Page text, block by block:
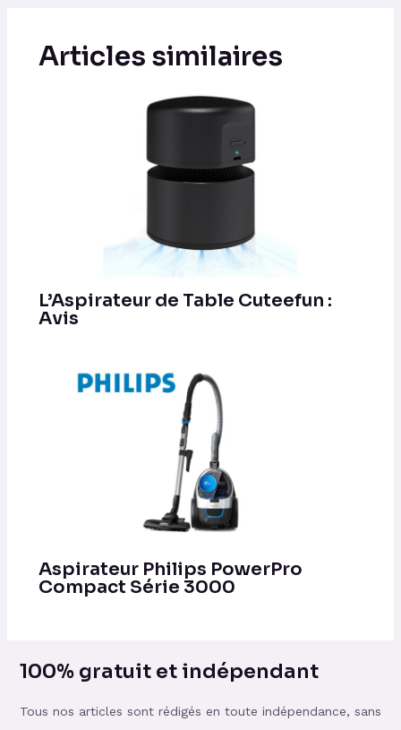
Articles similaires
L’Aspirateur de Table Cuteefun :
Avis
Aspirateur Philips PowerPro
Compact Série 3000
100% gratuit et indépendant
Tous nos articles sont rédigés en toute indépendance, sans